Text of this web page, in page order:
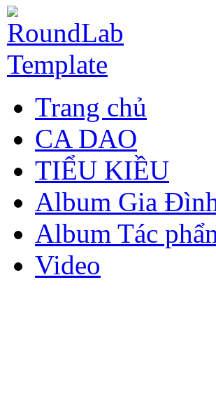
Trang chủ
CA DAO
TIỂU KIỀU
Album Gia
Album Tác
Video